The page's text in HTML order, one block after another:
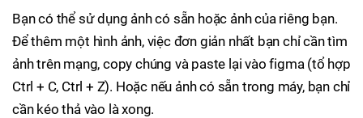
Bạn có thể sử dụng ảnh có sẵn hoặc ảnh của riêng bạn.
Để thêm một hình ảnh, việc đơn giản nhất bạn chỉ cần tìm
ảnh trên mạng, copy chúng và paste lại vào figma (tổ hợp
Ctrl + C, Ctrl + Z). Hoặc nếu ảnh có sẵn trong máy, bạn chỉ
cần kéo thả vào là xong.